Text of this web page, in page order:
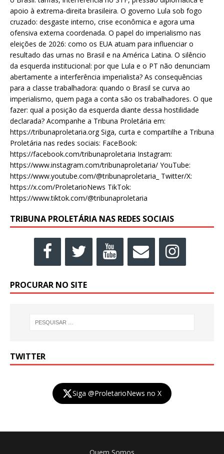
apoio à extrema-direita brasileira. O governo Lula sob fogo
cruzado: desgaste interno, crise econômica e agora uma
ofensiva externa coordenada. O papel do imperialismo nas
eleições de 2026: como os EUA atuam para influenciar o
resultado das urnas no Brasil e na América Latina. O silêncio
da esquerda institucional: por que Lula e o PT não denunciam
abertamente a interferência imperialista? As consequências
para a classe trabalhadora: quando o Brasil se curva ao
imperialismo, quem paga a conta são os trabalhadores. O que
fazer: qual a posição da esquerda diante dessa hostilidade
declarada? Acompanhe a Tribuna Proletária em:
https://tribunaproletaria.org Siga, curta e compartilhe a Tribuna
Proletária nas redes sociais: FaceBook:
https://facebook.com/tribunaproletaria Instagram:
https://www.instagram.com/tribunaproletaria/ YouTube:
https://www.youtube.com/@tribunaproletaria_ Twitter/X:
https://x.com/ProletarioNews TikTok:
https://www.tiktok.com/@tribunaproletaria
TRIBUNA PROLETÁRIA NAS REDES SOCIAIS
PROCURAR NO SITE
TWITTER
Siga @ProletarioNews no X